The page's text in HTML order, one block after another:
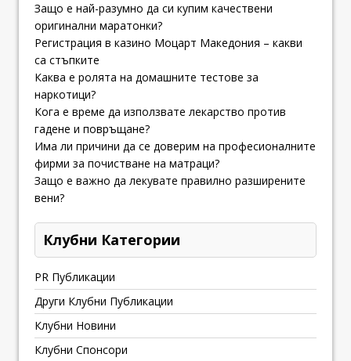
Защо е най-разумно да си купим качествени
оригинални маратонки?
Регистрация в казино Моцарт Македония – какви
са стъпките
Каква е ролята на домашните тестове за
наркотици?
Кога е време да използвате лекарство против
гадене и повръщане?
Има ли причини да се доверим на професионалните
фирми за почистване на матраци?
Защо е важно да лекувате правилно разширените
вени?
Клубни Категории
PR Публикации
Други Клубни Публикации
Клубни Новини
Клубни Спонсори